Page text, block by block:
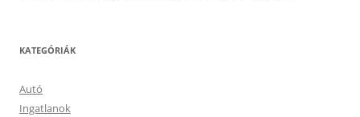
KATEGÓRIÁK
Autó
Ingatlanok